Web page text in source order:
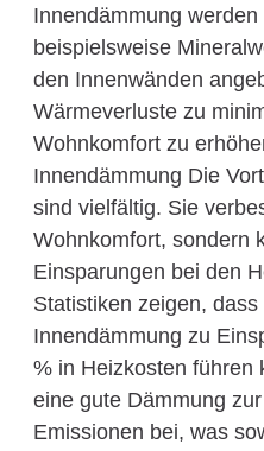
Innendämmung
beispielsweise
den Innenwänden
Wärmeverluste zu
Wohnkomfort zu
Innendämmung Die
sind vielfältig. Sie
Wohnkomfort, sondern
Einsparungen bei den
Statistiken zeigen,
Innendämmung zu
% in Heizkosten führen
eine gute Dämmung
Emissionen bei, was